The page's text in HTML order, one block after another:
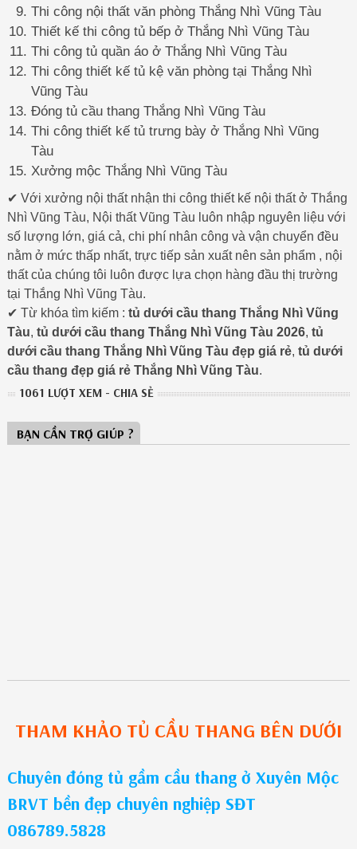
Thi công nội thất văn phòng Thắng Nhì Vũng Tàu
Thiết kế thi công tủ bếp ở Thắng Nhì Vũng Tàu
Thi công tủ quần áo ở Thắng Nhì Vũng Tàu
Thi công thiết kế tủ kệ văn phòng tại Thắng Nhì
Vũng Tàu
Đóng tủ cầu thang Thắng Nhì Vũng Tàu
Thi công thiết kế tủ trưng bày ở Thắng Nhì Vũng
Tàu
Xưởng mộc Thắng Nhì Vũng Tàu
✔ Với xưởng nội thất nhận thi công thiết kế nội thất ở Thắng
Nhì Vũng Tàu, Nội thất Vũng Tàu luôn nhập nguyên liệu với
số lượng lớn, giá cả, chi phí nhân công và vận chuyển đều
nằm ở mức thấp nhất, trực tiếp sản xuất nên sản phẩm , nội
thất của chúng tôi luôn được lựa chọn hàng đầu thị trường
tại Thắng Nhì Vũng Tàu.
✔ Từ khóa tìm kiếm : tủ dưới cầu thang Thắng Nhì Vũng
Tàu, tủ dưới cầu thang Thắng Nhì Vũng Tàu 2026, tủ
dưới cầu thang Thắng Nhì Vũng Tàu đẹp giá rẻ, tủ dưới
cầu thang đẹp giá rẻ Thắng Nhì Vũng Tàu.
1061 LƯỢT XEM - CHIA SẺ
BẠN CẦN TRỢ GIÚP ?
THAM KHẢO TỦ CẦU THANG BÊN DƯỚI
Chuyên đóng tủ gầm cầu thang ở Xuyên Mộc
BRVT bền đẹp chuyên nghiệp SĐT
086789.5828